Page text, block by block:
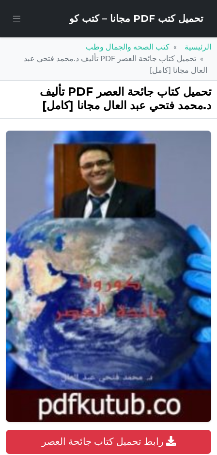
تحميل كتب PDF مجانا – كتب كو
الرئيسية
كتب الصحه والجمال وطب
تحميل كتاب جائحة العصر PDF تأليف د.محمد فتحي عبد
العال مجانا [كامل]
تحميل كتاب جائحة العصر PDF تأليف
د.محمد فتحي عبد العال مجانا [كامل]